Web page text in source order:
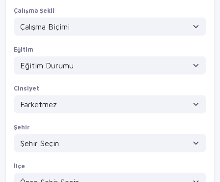
Çalışma Şekli
Eğitim
Cinsiyet
Şehir
İlçe